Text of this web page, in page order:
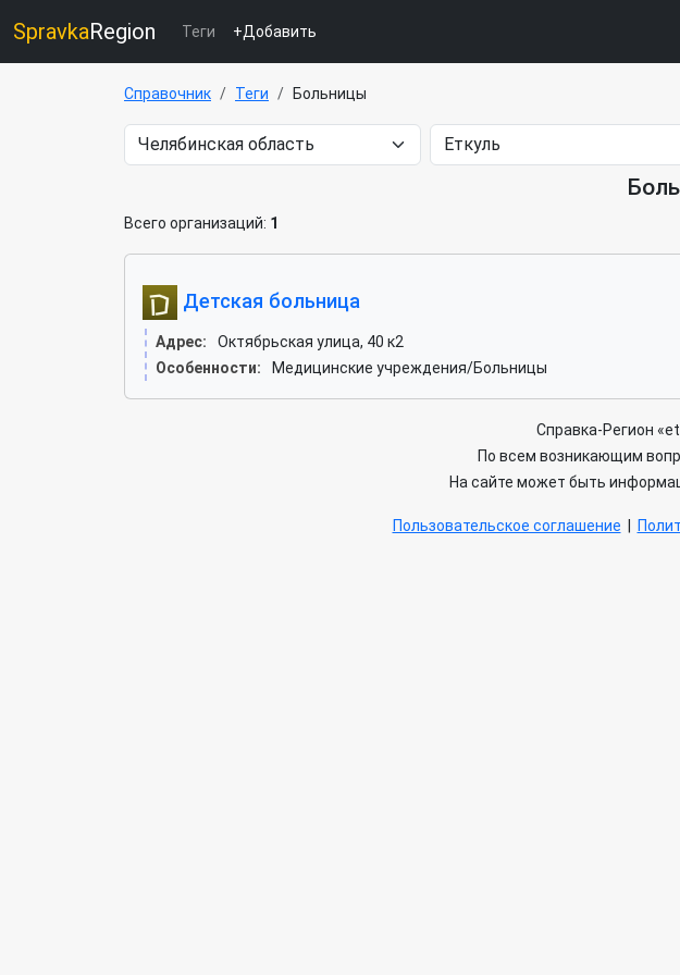
SpravkaRegion Теги +Добавить
Справочник Теги Больницы
Всего организаций: 1
Детская больница
Адрес:
Октябрьская улица, 40 к2
Особенности:
Медицинские учреждения/Больницы
Справка-Регион
По всем возникающим
На сайте может быть
Пользовательское соглашение